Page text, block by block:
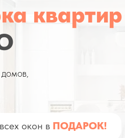
квартир
окон в ПОДАРОК!